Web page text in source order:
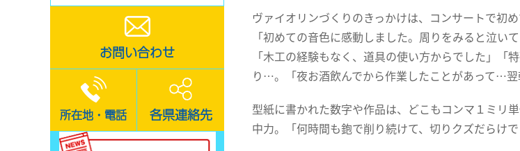
お問い合わせ
所在地・電話 各県連絡先
ヴァイオリンづくりのきっかけは、コンサートで初
「初めての音色に感動しました。周りをみると泣い
「木工の経験もなく、道具の使い方からでした」
り…。「夜お酒飲んでから作業したことがあって…翌
型紙に書かれた数字や作品は、どこもコンマ１ミリ
中力。「何時間も鉋で削り続けて、切りクズだらけ